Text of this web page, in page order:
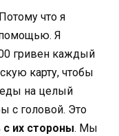
что я
Я
гривен каждый
карту, чтобы
на целый
с головой. Это
их стороны. Мы